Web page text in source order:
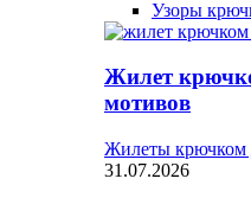
Узоры
Жилет
мотивов
Жилеты крючком
31.07.2026